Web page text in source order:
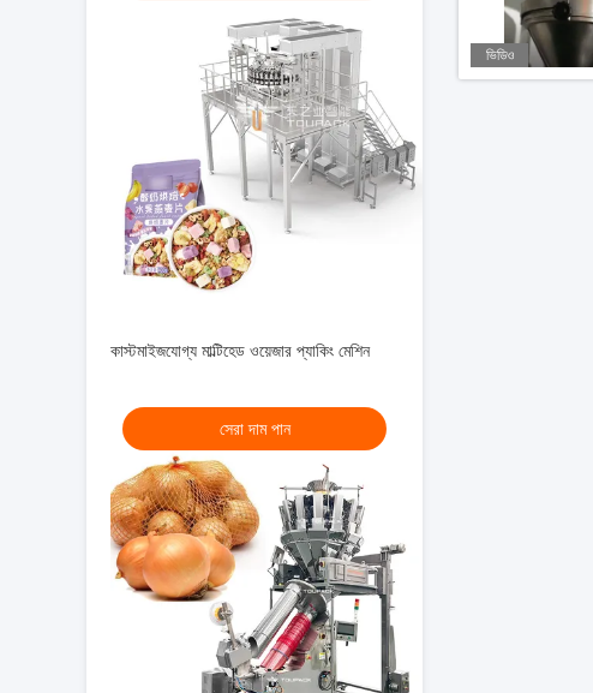
কাস্টমাইজযোগ্য মাল্টিহেড ওয়েজার প্যাকিং মেশিন
সেরা দাম পান
ভিডিও